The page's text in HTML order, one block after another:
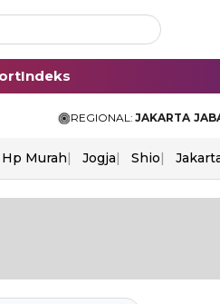
Indeks
REGIONAL: JAKARTA
Hp Murah Jogja Shio